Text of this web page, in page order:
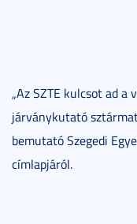
„Az SZTE kulcsot ad a
járványkutató
bemutató Szegedi
címlapjáról.